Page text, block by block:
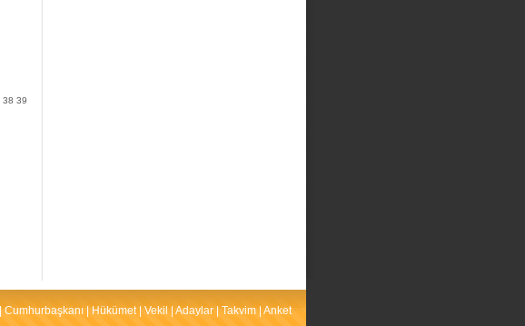
38 39
Cumhurbaşkanı Hükümet| Vekil Adaylar Takvim Anket